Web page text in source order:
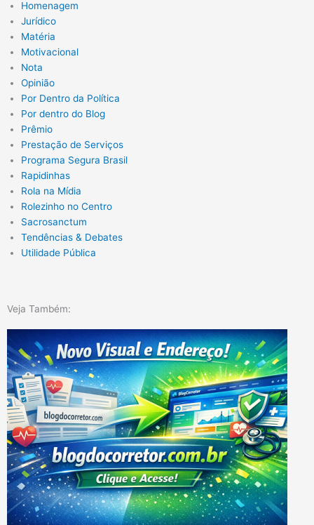
Homenagem
Jurídico
Matéria
Motivacional
Nota
Opinião
Por Dentro da Política
Por dentro do Blog
Prêmio
Prestação de Serviços
Programa Segura Brasil
Rapidinhas
Rola na Mídia
Rolezinho no Centro
Sacrosanctum
Tendências & Debates
Utilidade Pública
Veja Também: